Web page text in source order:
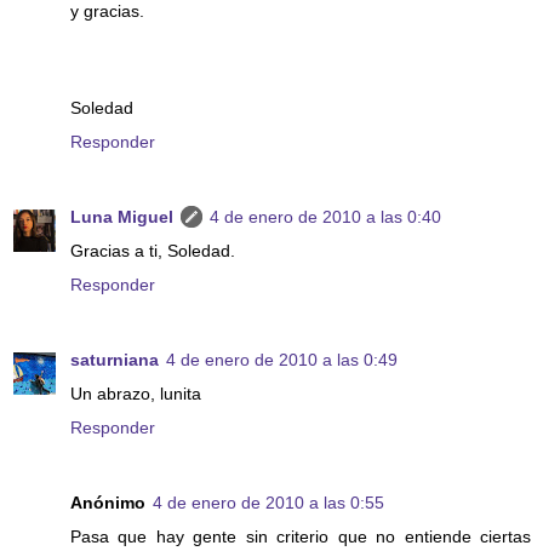
y gracias.
Soledad
Responder
Luna Miguel
4 de enero de 2010 a las 0:40
Gracias a ti, Soledad.
Responder
saturniana 4 de enero de 2010 a las 0:49
Un abrazo, lunita
Responder
Anónimo 4 de enero de 2010 a las 0:55
Pasa que hay gente sin criterio que no entiende ciertas